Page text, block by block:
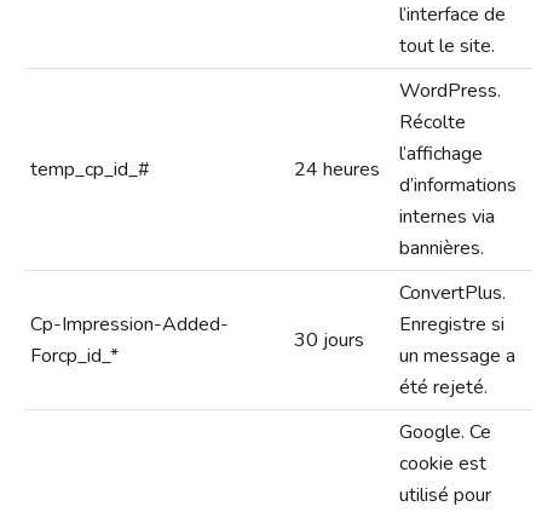
l’interface de
tout le site.
temp_cp_id_# 24 heures
WordPress.
Récolte
l’affichage
d’informations
internes via
bannières.
Cp-Impression-Added-
Forcp_id_*
30 jours
ConvertPlus.
Enregistre si
un message a
été rejeté.
Google. Ce
cookie est
utilisé pour